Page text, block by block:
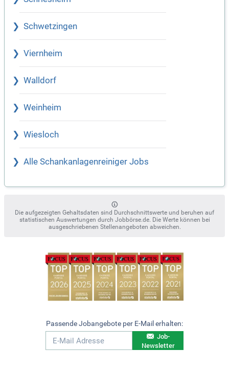
Schwetzingen
Viernheim
Walldorf
Weinheim
Wiesloch
Alle Schankanlagenreiniger Jobs
Die aufgezeigten Gehaltsdaten sind Durchschnittswerte und beruhen auf
statistischen Auswertungen durch Jobbörse.de. Die Werte können bei
ausgeschriebenen Stellenangeboten abweichen.
Passende Jobangebote per E-Mail erhalten:
Job-
Newsletter